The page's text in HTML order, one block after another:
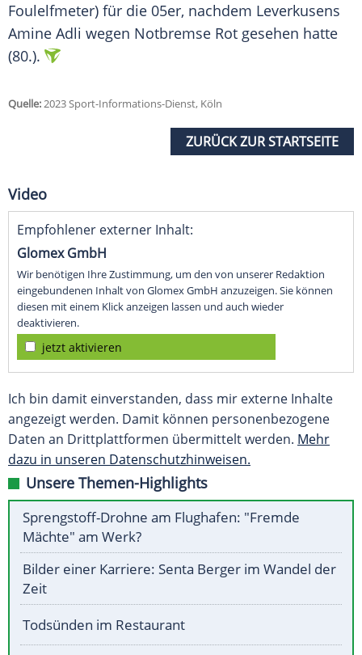
Foulelfmeter) für die 05er, nachdem Leverkusens
Amine Adli wegen Notbremse Rot gesehen hatte
(80.).
Quelle:2023 Sport-Informations-Dienst, Köln
ZURÜCK ZUR STARTSEITE
Video
Empfohlener externer Inhalt:
Glomex GmbH
Wir benötigen Ihre Zustimmung, um den von unserer Redaktion
eingebundenen Inhalt von Glomex GmbH anzuzeigen. Sie können
diesen mit einem Klick anzeigen lassen und auch wieder
deaktivieren.
jetzt aktivieren
Ich bin damit einverstanden, dass mir externe Inhalte
angezeigt werden. Damit können personenbezogene
Daten an Drittplattformen übermittelt werden. Mehr
dazu in unseren Datenschutzhinweisen.
Unsere Themen-Highlights
Sprengstoff-Drohne am Flughafen: "Fremde
Mächte" am Werk?
Bilder einer Karriere: Senta Berger im Wandel der
Zeit
Todsünden im Restaurant